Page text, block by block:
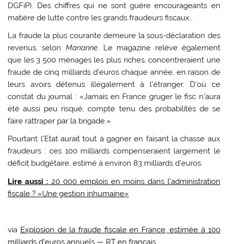
DGFiP). Des chiffres qui ne sont guère encourageants en
matière de lutte contre les grands fraudeurs fiscaux…
La fraude la plus courante demeure la sous-déclaration des
revenus, selon Marianne. Le magazine relève également
que les 3 500 ménages les plus riches, concentreraient une
fraude de cinq milliards d’euros chaque année, en raison de
leurs avoirs détenus illégalement à l’étranger. D’où ce
constat du journal : «Jamais en France gruger le fisc n’aura
été aussi peu risqué, compte tenu des probabilités de se
faire rattraper par la brigade.»
Pourtant l’Etat aurait tout à gagner en faisant la chasse aux
fraudeurs : ces 100 milliards compenseraient largement le
déficit budgétaire, estimé à environ 83 milliards d’euros.
Lire aussi : 20 000 emplois en moins dans l’administration
fiscale ? «Une gestion inhumaine»
via Explosion de la fraude fiscale en France, estimée à 100
milliards d’euros annuels — RT en français